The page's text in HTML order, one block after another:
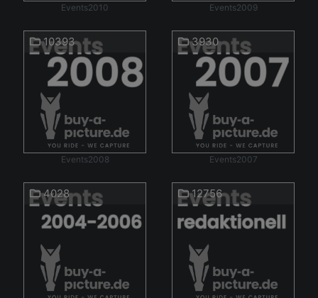
Events2010 Events2009
10393
Events2008
3930
Events2007
4028 12756